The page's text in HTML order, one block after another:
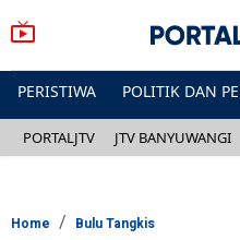
PERISTIWA POLITIK DAN
PORTALJTV JTV BANYUWANGI
Home Bulu Tangkis